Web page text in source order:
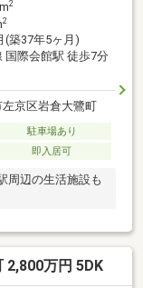
2
2
(築37年5ヶ月)
国際会館駅 徒歩7分
京区岩倉大鷺町
駐車場あり
即入居可
周辺の生活施設も
2,800万円 5DK